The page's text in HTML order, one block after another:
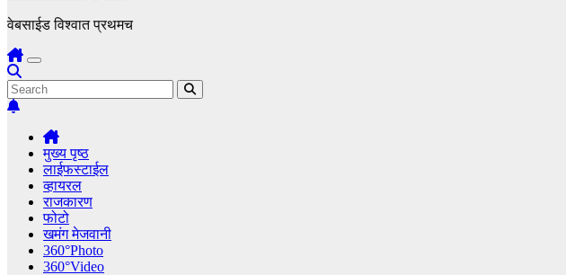
वेबसाईड विश्वात प्रथमच
मुख्य पृष्ठ
लाईफस्टाईल
व्हायरल
राजकारण
फोटो
खमंग मेजवानी
360°Photo
360°Video